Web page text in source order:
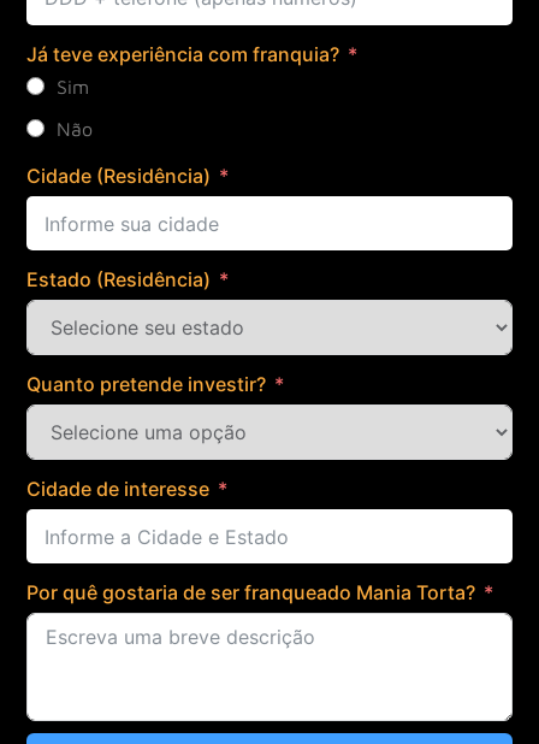
Já teve experiência com franquia?
Sim
Não
Cidade (Residência)
Estado (Residência)
Quanto pretende investir?
Cidade de interesse
Por quê gostaria de ser franqueado Mania Torta?